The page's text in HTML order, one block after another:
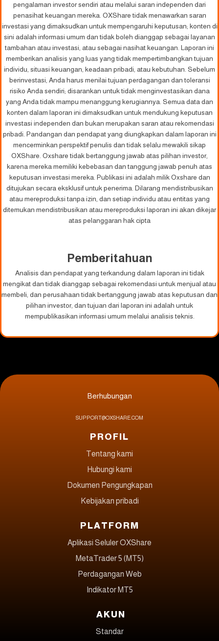
pengalaman investor sendiri atau melalui saran independen dari
penasihat keuangan mereka. OXShare tidak menawarkan saran
investasi yang dimaksudkan untuk mempengaruhi keputusan; konten di
sini adalah informasi umum dan tidak boleh dianggap sebagai layanan
tambahan atau investasi, atau sebagai nasihat keuangan. Laporan ini
memberikan analisis yang luas yang tidak mempertimbangkan tujuan
individu, situasi keuangan, keadaan pribadi, atau kebutuhan. Sebelum
berinvestasi, Anda harus menilai tujuan perdagangan dan toleransi
risiko Anda sendiri; disarankan untuk tidak menginvestasikan dana
yang Anda tidak mampu menanggung kerugiannya. Semua data dan
konten dalam laporan ini dimaksudkan untuk mendukung keputusan
investasi independen dan bukan merupakan saran atau rekomendasi
pribadi. Pandangan dan pendapat yang diungkapkan dalam laporan ini
mencerminkan perspektif penulis dan tidak selalu mewakili sikap
OXShare. Oxshare tidak bertanggung jawab atas pilihan investor,
karena mereka memiliki kebebasan dan tanggung jawab penuh atas
keputusan investasi mereka. Publikasi ini adalah milik Oxshare dan
ditujukan secara eksklusif untuk penerima. Dilarang mendistribusikan
atau mereproduksi tanpa izin, dan setiap individu atau entitas yang
ditemukan mendistribusikan atau mereproduksi laporan ini akan dikejar
atas pelanggaran hak cipta
Pemberitahuan
Analisis dan pendapat yang terkandung dalam laporan ini tidak
mengikat dan tidak dianggap sebagai rekomendasi untuk menjual atau
membeli, dan perusahaan tidak bertanggung jawab atas keputusan dan
pilihan investor, dan tujuan dari laporan ini adalah untuk
mempublikasikan informasi umum melalui analisis teknis.
Berhubungan
SUPPORT@OXSHARE.COM
PROFIL
Tentang kami
Hubungi kami
Dokumen Pengungkapan
Kebijakan pribadi
PLATFORM
Aplikasi Seluler OXShare
MetaTrader 5 (MT5)
Perdagangan Web
Indikator MT5
AKUN
Standar